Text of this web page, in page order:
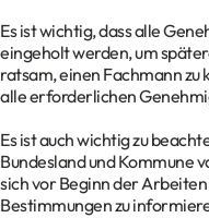
Es ist wichtig, dass alle
eingeholt werden, um
ratsam, einen Fachmann zu
alle erforderlichen
Es ist auch wichtig zu
Bundesland und Kommune
sich vor Beginn der
Bestimmungen zu